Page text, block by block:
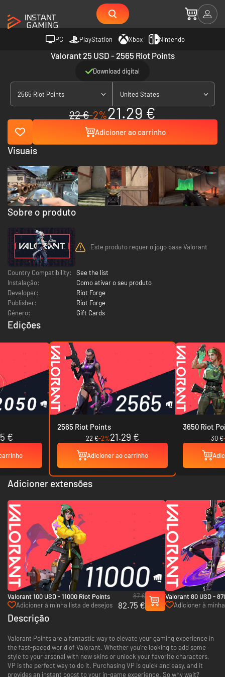
PC PlayStation Xbox Nintendo
Valorant 25 USD - 2565 Riot Points
Download digital
2565 Riot Points United States
22 €-2%21.29 €
Adicioner ao carrinho
Sobre o produto
Este produto requer o jogo base Valorant
Country Compatibility:
See the list
Instalação:
Como ativar o seu produto
Developer:
Riot Forge
Publisher:
Riot Forge
Género:
Gift Cards
Edições
€
2565 Riot Points
22 €-2%21.29 €
Adicioner ao carrinho
3650 Riot
30 €
Adicioner extensões
Valorant 100 USD - 11000 Riot Points
Adicioner à minha lista de desejos
87 €
82.75 €
Valorant 80 USD -
Adicioner à
Visuais
Descrição
Valorant Points are a fantastic way to elevate your gaming experience in
the fast-paced world of Valorant. Whether you're looking to add some
style to your arsenal with new skins or unlock your favorite characters,
VP is the perfect way to do it. Purchasing VP is quick and easy, and it
provides an instant boost to your in-game experience. So why wait?